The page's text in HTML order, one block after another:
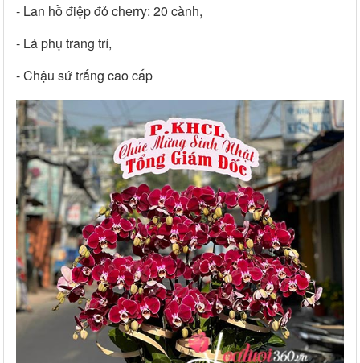
- Lan hồ điệp đỏ cherry: 20 cành,
- Lá phụ trang trí,
- Chậu sứ trắng cao cấp